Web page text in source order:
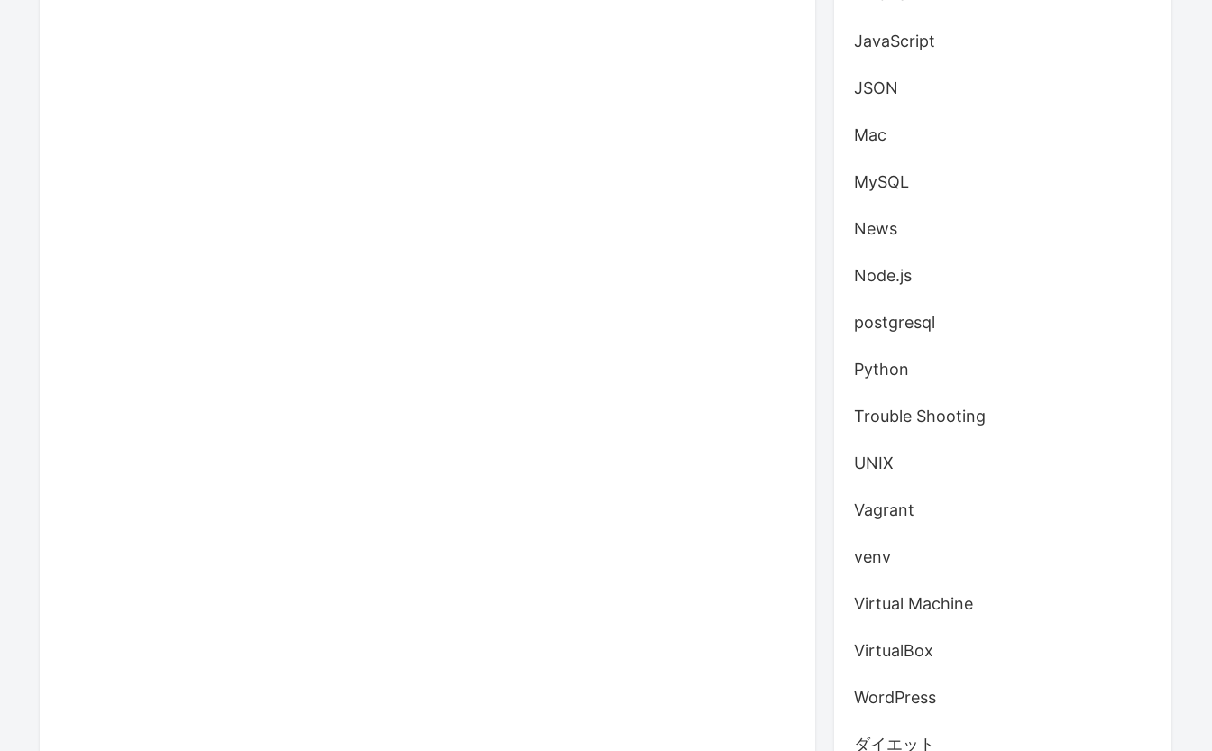
JavaScript
JSON
Mac
MySQL
News
Node.js
postgresql
Python
Trouble Shooting
UNIX
Vagrant
venv
Virtual Machine
VirtualBox
WordPress
ダイエット